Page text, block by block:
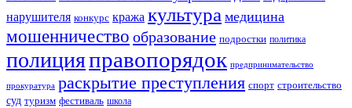
нарушителя конкурс кража культура медицина
мошенничество образование подростки политика
полицияправопорядок предпринимательство
прокуратура раскрытие преступления спорт строительство
суд туризм фестиваль школа